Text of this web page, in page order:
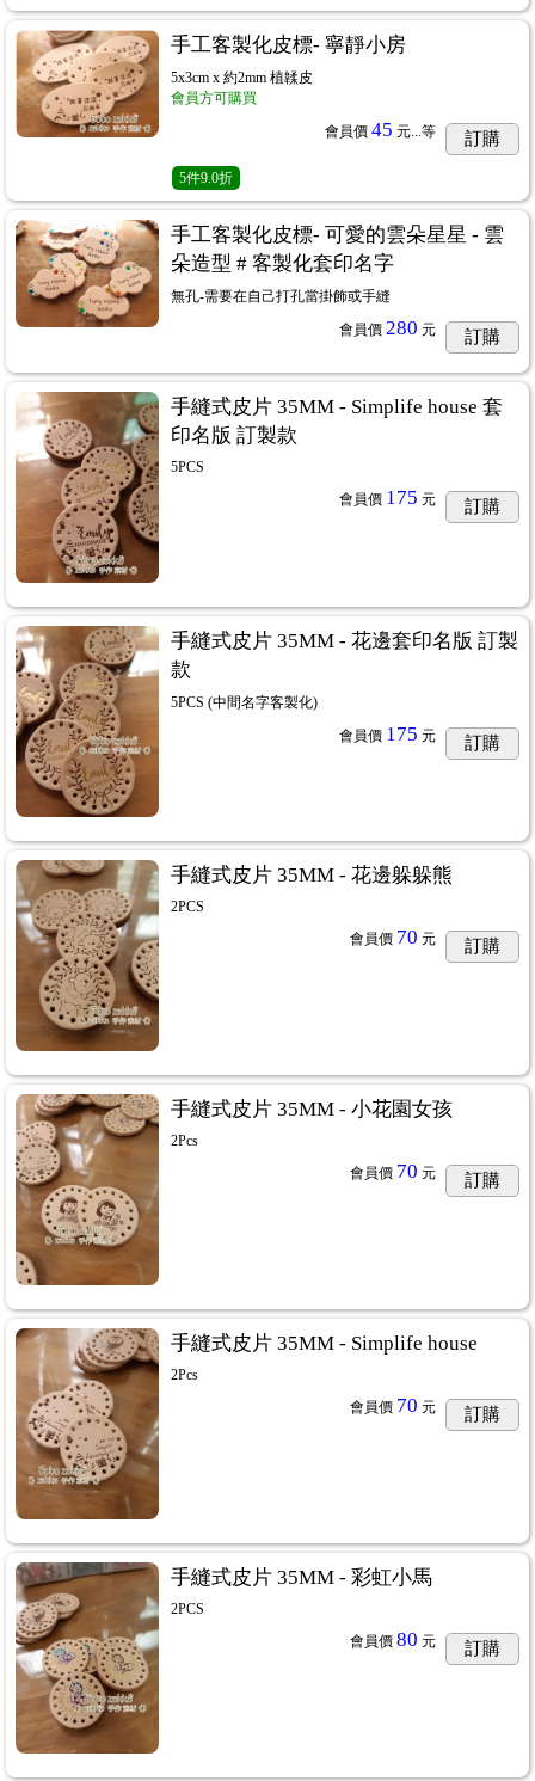
手工客製化皮標- 寧靜小房
5x3cm x 約2mm 植韖皮
會員方可購買
會員價 45 元... 等 訂購
5件9.0折
手工客製化皮標- 可愛的雲朵星星 - 雲
朵造型 # 客製化套印名字
無孔-需要在自己打孔當掛飾或手縫
會員價 280 元 訂購
手縫式皮片 35MM - Simplife house 套
印名版 訂製款
5PCS
會員價 175 元 訂購
手縫式皮片 35MM - 花邊套印名版 訂製
款
5PCS (中間名字客製化)
會員價 175 元 訂購
手縫式皮片 35MM - 花邊躲躲熊
2PCS
會員價 70 元 訂購
手縫式皮片 35MM - 小花園女孩
2Pcs
會員價 70 元 訂購
手縫式皮片 35MM - Simplife house
2Pcs
會員價 70 元 訂購
手縫式皮片 35MM - 彩虹小馬
2PCS
會員價 80 元 訂購